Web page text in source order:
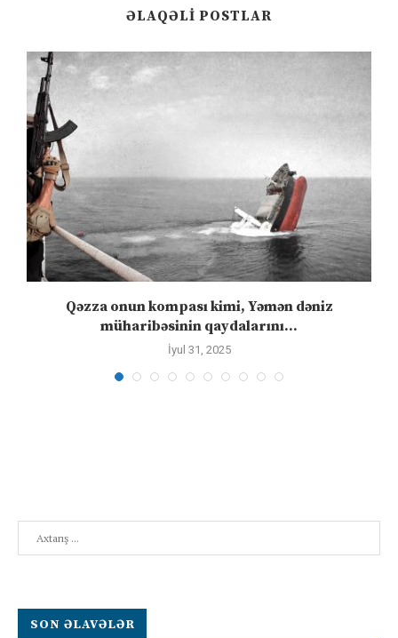
ƏLAQƏLI POSTLAR
Qəzza onun kompası kimi, Yəmən dəniz
müharibəsinin qaydalarını...
İyul 31, 2025
SON ƏLAVƏLƏR